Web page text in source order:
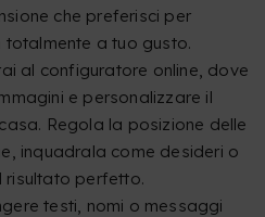
che preferisci per
totalmente a tuo gusto.
al configuratore online, dove
e personalizzare il
Regola la posizione delle
inquadrala come desideri o
risultato perfetto.
testi, nomi o messaggi